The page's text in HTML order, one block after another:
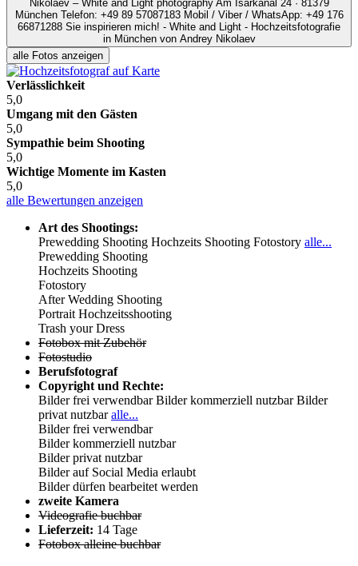
alle Fotos anzeigen
Verlässlichkeit
5,0
Umgang mit den Gästen
5,0
Sympathie beim Shooting
5,0
Wichtige Momente im Kasten
5,0
alle Bewertungen anzeigen
Art des Shootings:
Prewedding Shooting Hochzeits Shooting Fotostory alle...
Prewedding Shooting
Hochzeits Shooting
Fotostory
After Wedding Shooting
Portrait Hochzeitsshooting
Trash your Dress
Fotobox mit Zubehör
Fotostudio
Berufsfotograf
Copyright und Rechte:
Bilder frei verwendbarBilder kommerziell nutzbarBilder
privat nutzbaralle...
Bilder frei verwendbar
Bilder kommerziell nutzbar
Bilder privat nutzbar
Bilder auf Social Media erlaubt
Bilder dürfen bearbeitet werden
zweite Kamera
Videografie buchbar
Lieferzeit: 14 Tage
Fotobox alleine buchbar